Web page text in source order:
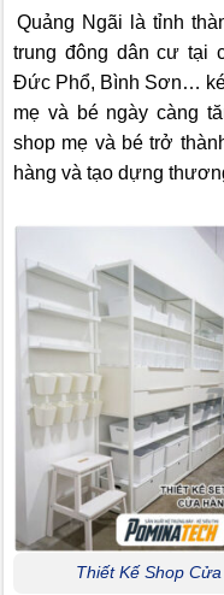
Quảng Ngãi là tỉnh
trung đông dân cư tại
Đức Phổ, Bình Sơn…
mẹ và bé ngày càng
shop mẹ và bé trở
hàng và tạo dựng
Thiết Kế Shop